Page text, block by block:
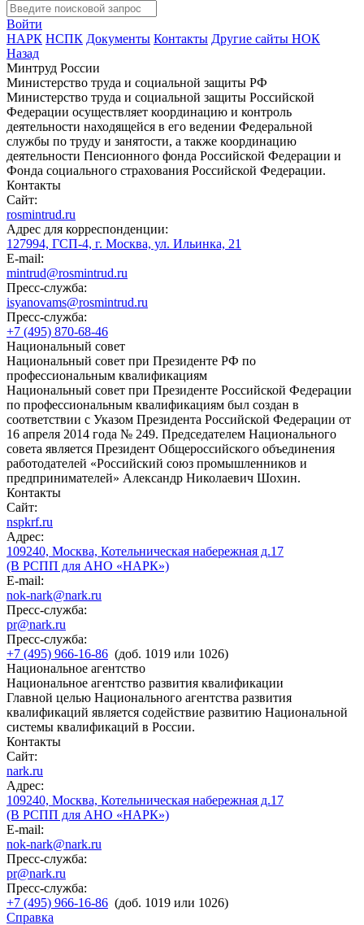
Войти
НАРК НСПК Документы Контакты Другие сайты НОК
Назад
Минтруд России
Министерство труда и социальной защиты РФ
Министерство труда и социальной защиты Российской
Федерации осуществляет координацию и контроль
деятельности находящейся в его ведении Федеральной
службы по труду и занятости, а также координацию
деятельности Пенсионного фонда Российской Федерации и
Фонда социального страхования Российской Федерации.
Контакты
Сайт:
rosmintrud.ru
Адрес для корреспонденции:
127994, ГСП-4, г. Москва, ул. Ильинка, 21
E-mail:
mintrud@rosmintrud.ru
Пресс-служба:
isyanovams@rosmintrud.ru
Пресс-служба:
+7 (495) 870-68-46
Национальный совет
Национальный совет при Президенте РФ по
профессиональным квалификациям
Национальный совет при Президенте Российской Федерации
по профессиональным квалификациям был создан в
соответствии с Указом Президента Российской Федерации от
16 апреля 2014 года № 249. Председателем Национального
совета является Президент Общероссийского объединения
работодателей «Российский союз промышленников и
предпринимателей» Александр Николаевич Шохин.
Контакты
Сайт:
nspkrf.ru
Адрес:
109240, Москва, Котельническая набережная д.17
(В РСПП для АНО «НАРК»)
E-mail:
nok-nark@nark.ru
Пресс-служба:
pr@nark.ru
Пресс-служба:
+7 (495) 966-16-86 (доб. 1019 или 1026)
Национальное агентство
Национальное агентство развития квалификации
Главной целью Национального агентства развития
квалификаций является содействие развитию Национальной
системы квалификаций в России.
Контакты
Сайт:
nark.ru
Адрес:
109240, Москва, Котельническая набережная д.17
(В РСПП для АНО «НАРК»)
E-mail:
nok-nark@nark.ru
Пресс-служба:
pr@nark.ru
Пресс-служба:
+7 (495) 966-16-86 (доб. 1019 или 1026)
Справка